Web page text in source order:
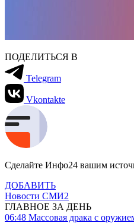
ПОДЕЛИТЬСЯ В
Telegram
Vkontakte
Сделайте Инфо24 вашим
ДОБАВИТЬ
Новости СМИ2
ГЛАВНОЕ ЗА ДЕНЬ
06:48 Массовая драка с